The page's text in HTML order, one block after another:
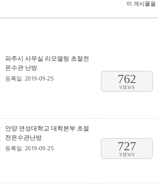
이 게시물을
파주시 사무실 리모델링 초절전
온수관 난방
등록일: 2019-09-25 762
VIEWS
안양 연성대학교 대학본부 초절
전온수관난방
등록일: 2019-09-25 727
VIEWS